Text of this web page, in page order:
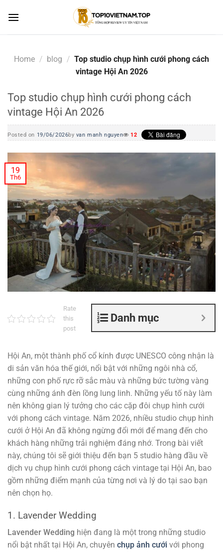
Home / blog / Top studio chụp hình cưới phong cách
vintage Hội An 2026
Top studio chụp hình cưới phong cách
vintage Hội An 2026
Posted on 19/06/2026by van manh nguyen 12
19
Th6
Danh mục
Rate
this
post
Hội An, một thành phố cổ kính được UNESCO công nhận là
di sản văn hóa thế giới, nổi bật với những ngôi nhà cổ,
những con phố rực rỡ sắc màu và những bức tường vàng
cùng những ánh đèn lồng lung linh. Những yếu tố này làm
nên không gian lý tưởng cho các cặp đôi chụp hình cưới
với phong cách vintage. Năm 2026, nhiều studio chụp hình
cưới ở Hội An đã không ngừng đổi mới để mang đến cho
khách hàng những trải nghiệm đáng nhớ. Trong bài viết
này, chúng tôi sẽ giới thiệu đến bạn 5 studio hàng đầu về
dịch vụ chụp hình cưới phong cách vintage tại Hội An, bao
gồm những điểm mạnh của từng nơi và lý do tại sao bạn
nên chọn họ.
1. Lavender Wedding
Lavender Wedding hiện đang là một trong những studio
nổi bật nhất tại Hội An, chuyên chụp ảnh cưới với phong